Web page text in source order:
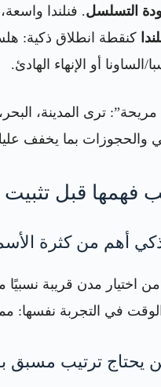
التسلسل. فنلندا
كنقطة انطلاق ذكية:
أو الإنهاء الهادئ.
ترى المدينة،
فهمها قبل
اختيار مدن قريبة
في التجربة نفسها: